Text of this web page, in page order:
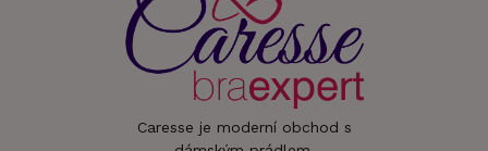
Caresse je moderní obchod s